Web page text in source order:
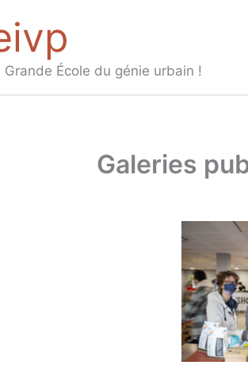
Grande École du génie urbain !
Galeries